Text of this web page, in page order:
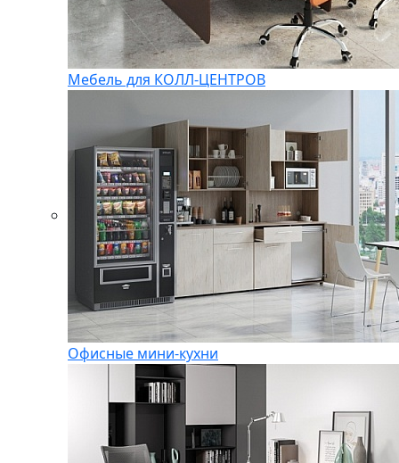
Мебель для КОЛЛ-ЦЕНТРОВ
Офисные мини-кухни